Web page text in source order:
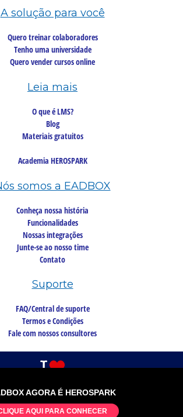
AGORA É HEROSPARK
AQUI PARA CONHECER
A solução para você
Quero treinar colaboradores
Tenho uma universidade
Quero vender cursos online
Leia mais
O que é LMS?
Blog
Materiais gratuitos
Academia HEROSPARK
somos a EADBOX
Conheça nossa história
Funcionalidades
Nossas integrações
Junte-se ao nosso time
Contato
Suporte
FAQ/Central de suporte
Termos e Condições
Fale com nossos consultores
Copyright, todos os direitos reservados